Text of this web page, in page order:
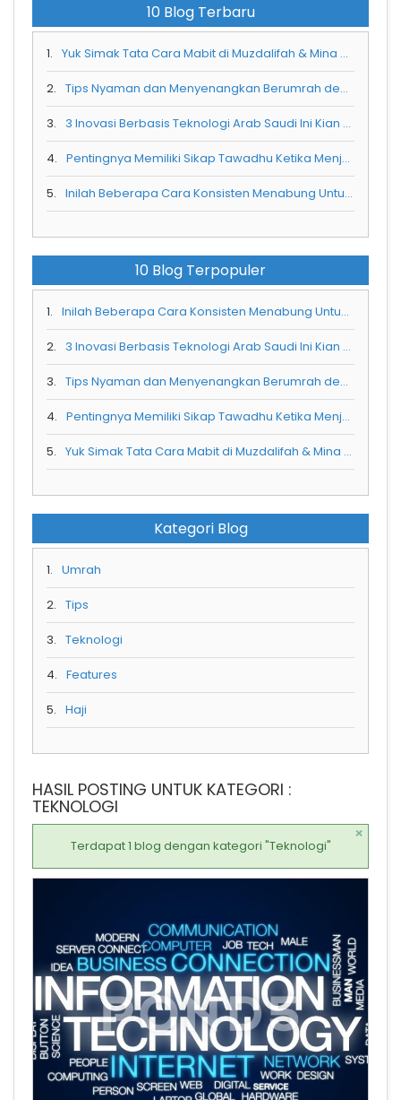
HASIL POSTING UNTUK KATEGORI :
TEKNOLOGI
Terdapat 1 blog dengan kategori "Teknologi"
×
10 Blog Terbaru
1. Yuk Simak Tata Cara Mabit di Muzdalifah & Mina Saat Berhaji
2. Tips Nyaman dan Menyenangkan Berumrah dengan Balita
3. 3 Inovasi Berbasis Teknologi Arab Saudi Ini Kian Menarik Wisatawan Luar Negeri
4. Pentingnya Memiliki Sikap Tawadhu Ketika Menjalani Ibadah Umra
5. Inilah Beberapa Cara Konsisten Menabung Untuk Umrah Selama Pandemi Corona
10 Blog Terpopuler
1. Inilah Beberapa Cara Konsisten Menabung Untuk Umrah Selama Pandemi Corona
2. 3 Inovasi Berbasis Teknologi Arab Saudi Ini Kian Menarik Wisatawan Luar Negeri
3. Tips Nyaman dan Menyenangkan Berumrah dengan Balita
4. Pentingnya Memiliki Sikap Tawadhu Ketika Menjalani Ibadah Umra
5. Yuk Simak Tata Cara Mabit di Muzdalifah & Mina Saat Berhaji
Kategori Blog
1. Umrah
2. Tips
3. Teknologi
4. Features
5. Haji